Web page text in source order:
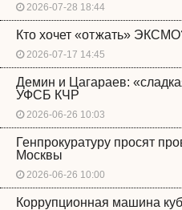
2026-07-28 18:44
Кто хочет «отжать»
2026-07-17 14:45
Демин и Цагараев:
УФСБ КЧР
2026-06-26 10:03
Генпрокуратуру просят
Москвы
2026-06-26 10:00
Коррупционная машина